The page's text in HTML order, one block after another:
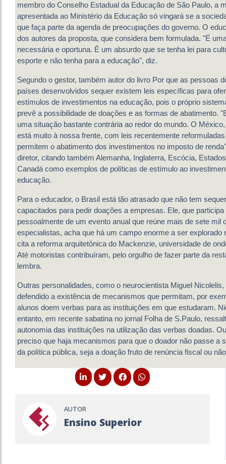
membro do Conselho Estadual da Educação de São Paulo, a
apresentada ao Ministério da Educação só vingará se a
que faça parte da agenda de preocupações do governo. O
dos autores da proposta, que considera bem formulada. "É
necessária e oportuna. É um absurdo que se tenha lei para
esporte e não tenha para a educação", diz.
Segundo o gestor, também autor do livro Por que as pessoas
países desenvolvidos sequer existem leis específicas para
estímulos de investimentos na educação, pois o próprio
prevê a possibilidade de doações e as formas de abatimento.
uma situação bastante contrária ao redor do mundo. O
está muito à nossa frente, com leis recentemente
permitem o abatimento dos investimentos no imposto de
diretor, citando também Alemanha, Inglaterra, Escócia,
Canadá como exemplos de políticas de estímulo ao
educação.
Para o educador, o Brasil está tão atrasado que não tem
capacitados para pedir doações a empresas. Ele, que participa
pessoalmente de um evento anual que reúne mais de sete mil
especialistas, acha que há um campo enorme a ser explorado
cita a reforma arquitetônica do Mackenzie, universidade de
Até motoristas contribuíram, pelo orgulho de fazer parte da
lembra.
Outras personalidades, como o neurocientista Miguel
defendido a existência de mecanismos que permitam, por
alunos doem verbas para as instituições em que estudaram.
entanto, em recente sabatina no jornal Folha de S.Paulo,
autonomia das instituições na utilização das verbas doadas.
preciso que haja mecanismos para que o doador não passe a
da política pública, seja a doação fruto de renúncia fiscal ou
AUTOR
Ensino Superior